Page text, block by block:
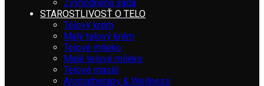
Zvýhodnená sada
STAROSTLIVOSŤ O TELO
Telový krém
Malý telový krém
Telové mlieko
Malé telové mlieko
Telové maslo
Aromatherapy & Wellness